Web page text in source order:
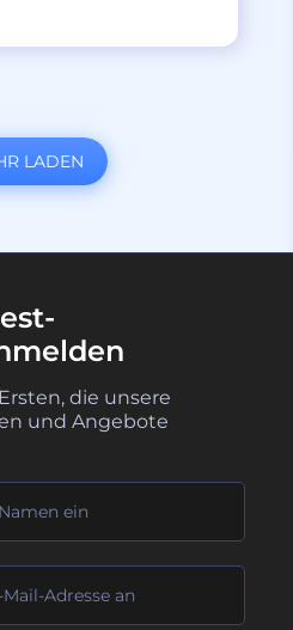
LADEN
die unsere
und Angebote